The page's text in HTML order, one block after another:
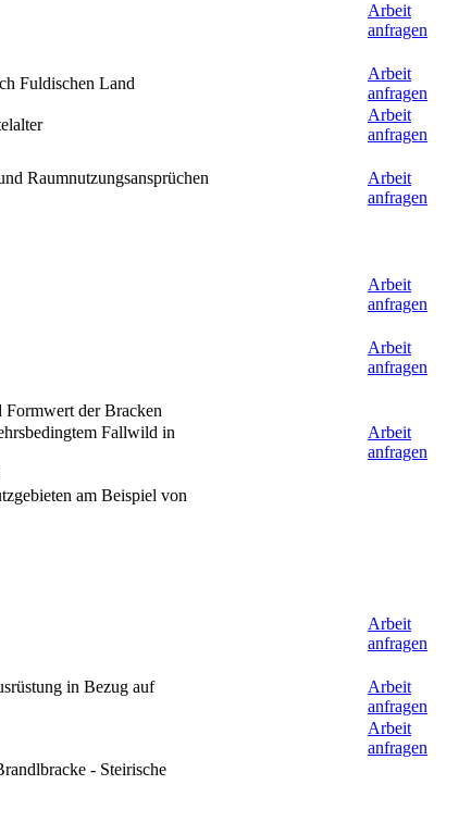
Arbeit
anfragen
Fuldischen Land
Arbeit
anfragen
Arbeit
anfragen
Raumnutzungsansprüchen
Arbeit
anfragen
Arbeit
anfragen
Arbeit
anfragen
Formwert der Bracken
Fallwild in
Arbeit
anfragen
am Beispiel von
Arbeit
anfragen
in Bezug auf
Arbeit
anfragen
Arbeit
anfragen
- Steirische